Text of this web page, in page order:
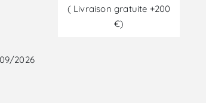
( Livraison gratuite +200
€)
2026